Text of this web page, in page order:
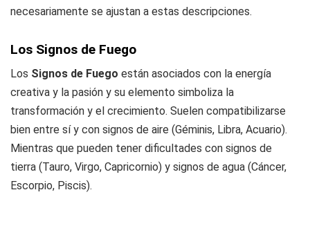
necesariamente se ajustan a estas descripciones.
Los Signos de Fuego
Los Signos de Fuego están asociados con la energía
creativa y la pasión y su elemento simboliza la
transformación y el crecimiento. Suelen compatibilizarse
bien entre sí y con signos de aire (Géminis, Libra, Acuario).
Mientras que pueden tener dificultades con signos de
tierra (Tauro, Virgo, Capricornio) y signos de agua (Cáncer,
Escorpio, Piscis).